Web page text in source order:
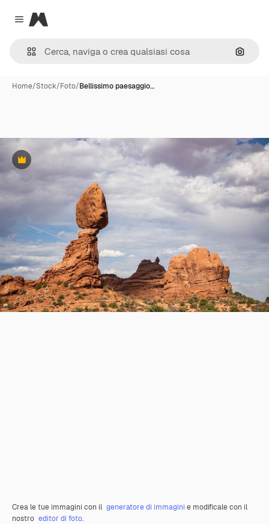
Close menu
Magnific
Cerca
Home/Stock/Foto/Bellissimo paesaggio…
Premium
Crea le tue immagini con il generatore di immagini e modificale con il
nostro editor di foto.